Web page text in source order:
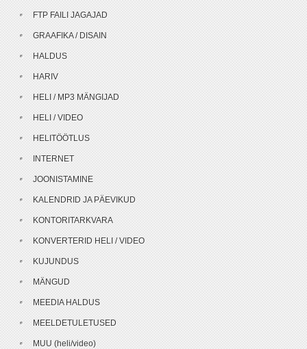
FTP FAILI JAGAJAD
GRAAFIKA / DISAIN
HALDUS
HARIV
HELI / MP3 MÄNGIJAD
HELI / VIDEO
HELITÖÖTLUS
INTERNET
JOONISTAMINE
KALENDRID JA PÄEVIKUD
KONTORITARKVARA
KONVERTERID HELI / VIDEO
KUJUNDUS
MÄNGUD
MEEDIA HALDUS
MEELDETULETUSED
MUU (heli/video)